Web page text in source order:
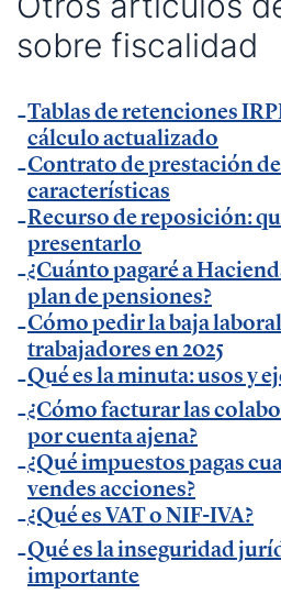
— Charla sobre productividad
enLa Razón.
Autónomos y Emprendedores
— Entrevista sobre Ley
Crece enExpansión.
— Entrevista sobre Ley
Crece enLa Razón
— Entrevista sobre factura
enEl Economista.
— Comunicado Billin y
Insider.
— Entrevista enEconomía
— Entrevista en Ideas para tu
Vodafone.
— Entrevista enMásQradio
— Entrevista en Armas para
Método Gallardo
sobre fiscalidad
Tablas de retenciones
cálculo actualizado
Contrato de prestación
características
Recurso de reposición:
presentarlo
¿Cuánto pagaré a
plan de pensiones?
Cómo pedir la baja
trabajadores en 2025
Qué es la minuta: usos y
¿Cómo facturar las
por cuenta ajena?
¿Qué impuestos pagas
vendes acciones?
¿Qué es VAT o NIF-IVA?
Qué es la inseguridad
importante